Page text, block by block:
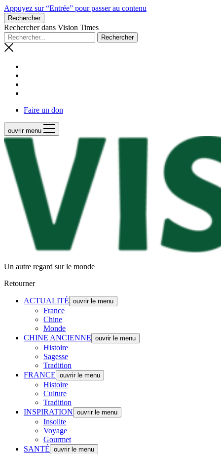
Appuyez sur “Entrée” pour passer au contenu
Rechercher
Rechercher dans Vision Times
Faire un don
ouvrir menu
Un autre regard sur le monde
Retourner
ACTUALITÉ ouvrir le menu
France
Chine
Monde
CHINE ANCIENNE ouvrir le menu
Histoire
Sagesse
Tradition
FRANCE ouvrir le menu
Histoire
Culture
Tradition
INSPIRATION ouvrir le menu
Insolite
Voyage
Gourmet
SANTÉ ouvrir le menu